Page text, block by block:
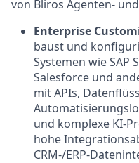
von Bliros Agenten-
Enterprise
baust und
Systemen wie SAP
Salesforce und
mit APIs,
und komplexe KI-
hohe
CRM-/ERP-